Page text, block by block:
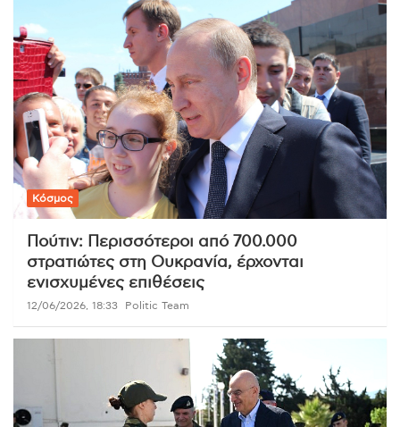
Κόσμος
Πούτιν: Περισσότεροι από 700.000
στρατιώτες στη Ουκρανία, έρχονται
ενισχυμένες επιθέσεις
12/06/2026, 18:33 Politic Team